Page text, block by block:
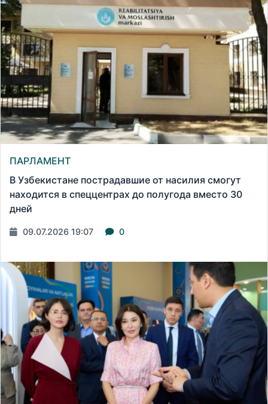
ПАРЛАМЕНТ
В Узбекистане пострадавшие от насилия смогут
находится в спеццентрах до полугода вместо 30
дней
09.07.2026 19:07 0